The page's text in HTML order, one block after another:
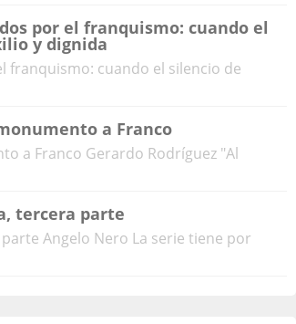
por el franquismo: cuando el
y dignida
franquismo: cuando el silencio de
a Franco
a Franco Gerardo Rodríguez "Al
tercera parte
Angelo Nero La serie tiene por